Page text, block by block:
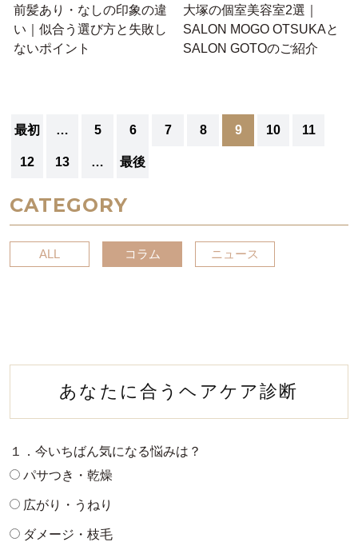
前髪あり・なしの印象の違
い｜似合う選び方と失敗し
ないポイント
大塚の個室美容室2選｜
SALON MOGO OTSUKAと
SALON GOTOのご紹介
最初 … 5 6 7 8 9 10 11
12 13 … 最後
CATEGORY
ALL コラム ニュース
あなたに合うヘアケア診断
１．今いちばん気になる悩みは？
パサつき・乾燥
広がり・うねり
ダメージ・枝毛